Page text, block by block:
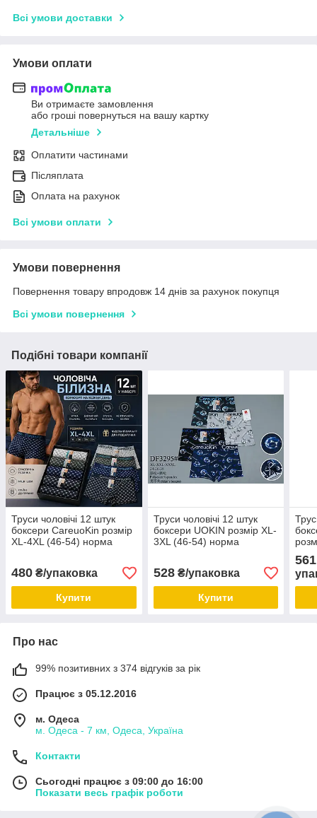
Всі умови доставки
Умови оплати
Ви отримаєте замовлення
або гроші повернуться на вашу картку
Детальніше
Оплатити частинами
Післяплата
Оплата на рахунок
Всі умови оплати
Умови повернення
Повернення товару впродовж 14 днів за рахунок покупця
Всі умови повернення
Подібні товари компанії
Труси чоловічі 12 штук
боксери CareuoKin розмір
XL-4XL (46-54) норма
480 ₴/упаковка
Купити
Труси чоловічі 12 штук
боксери UOKIN розмір XL-
3XL (46-54) норма
528₴/упаковка
Купити
Про нас
99% позитивних з 374 відгуків за рік
Працює з 05.12.2016
м. Одеса
м. Одеса - 7 км, Одеса, Україна
Контакти
Сьогодні працює з 09:00 до 16:00
Показати весь графік роботи